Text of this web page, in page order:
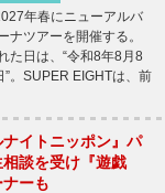
年春にニューアルバ
ナツアーを開催する。
た日は、“令和8年8月8
。SUPER EIGHTは、前
イトニッポン』パ
談を受け『遊戯
ーも